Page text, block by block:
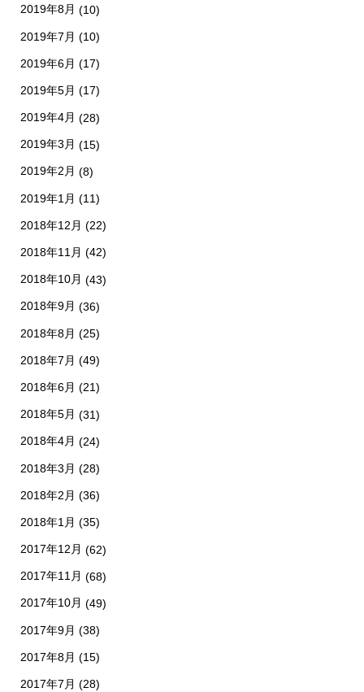
2019年8月 (10)
2019年7月 (10)
2019年6月 (17)
2019年5月 (17)
2019年4月 (28)
2019年3月 (15)
2019年2月 (8)
2019年1月 (11)
2018年12月 (22)
2018年11月 (42)
2018年10月 (43)
2018年9月 (36)
2018年8月 (25)
2018年7月 (49)
2018年6月 (21)
2018年5月 (31)
2018年4月 (24)
2018年3月 (28)
2018年2月 (36)
2018年1月 (35)
2017年12月 (62)
2017年11月 (68)
2017年10月 (49)
2017年9月 (38)
2017年8月 (15)
2017年7月 (28)